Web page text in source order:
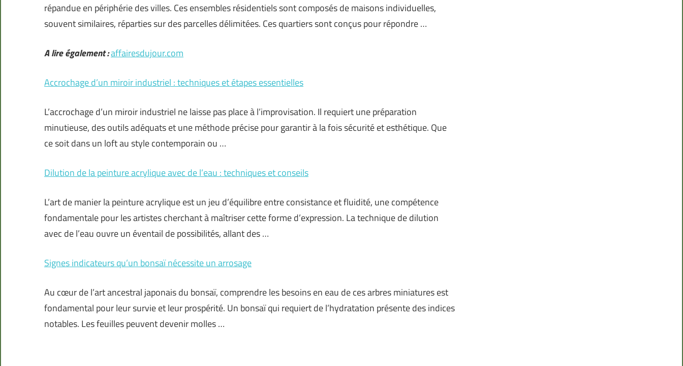
répandue en périphérie des villes. Ces ensembles résidentiels sont composés de maisons individuelles,
souvent similaires, réparties sur des parcelles délimitées. Ces quartiers sont conçus pour répondre …
A lire également :affairesdujour.com
Accrochage d’un miroir industriel : techniques et étapes essentielles
L’accrochage d’un miroir industriel ne laisse pas place à l’improvisation. Il requiert une préparation
minutieuse, des outils adéquats et une méthode précise pour garantir à la fois sécurité et esthétique. Que
ce soit dans un loft au style contemporain ou …
Dilution de la peinture acrylique avec de l’eau : techniques et conseils
L’art de manier la peinture acrylique est un jeu d’équilibre entre consistance et fluidité, une compétence
fondamentale pour les artistes cherchant à maîtriser cette forme d’expression. La technique de dilution
avec de l’eau ouvre un éventail de possibilités, allant des …
Signes indicateurs qu’un bonsaï nécessite un arrosage
Au cœur de l’art ancestral japonais du bonsaï, comprendre les besoins en eau de ces arbres miniatures est
fondamental pour leur survie et leur prospérité. Un bonsaï qui requiert de l’hydratation présente des indices
notables. Les feuilles peuvent devenir molles …